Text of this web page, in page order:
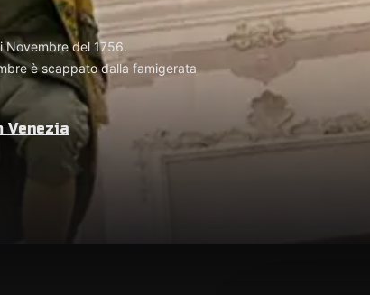
Novembre del 1756.
è scappato dalla famigerata
Venezia